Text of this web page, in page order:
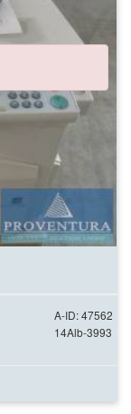
A-ID: 47562
14Alb-3993